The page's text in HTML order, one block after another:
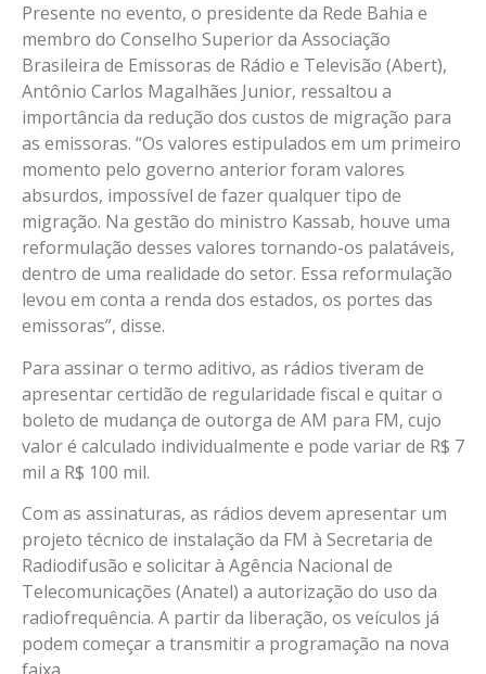
Presente no evento, o presidente da Rede Bahia e
membro do Conselho Superior da Associação
Brasileira de Emissoras de Rádio e Televisão (Abert),
Antônio Carlos Magalhães Junior, ressaltou a
importância da redução dos custos de migração para
as emissoras. “Os valores estipulados em um primeiro
momento pelo governo anterior foram valores
absurdos, impossível de fazer qualquer tipo de
migração. Na gestão do ministro Kassab, houve uma
reformulação desses valores tornando-os palatáveis,
dentro de uma realidade do setor. Essa reformulação
levou em conta a renda dos estados, os portes das
emissoras”, disse.
Para assinar o termo aditivo, as rádios tiveram de
apresentar certidão de regularidade fiscal e quitar o
boleto de mudança de outorga de AM para FM, cujo
valor é calculado individualmente e pode variar de R$ 7
mil a R$ 100 mil.
Com as assinaturas, as rádios devem apresentar um
projeto técnico de instalação da FM à Secretaria de
Radiodifusão e solicitar à Agência Nacional de
Telecomunicações (Anatel) a autorização do uso da
radiofrequência. A partir da liberação, os veículos já
podem começar a transmitir a programação na nova